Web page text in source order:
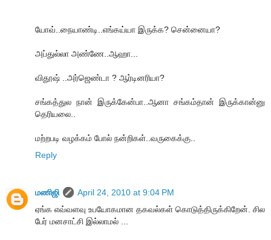
யோவ்..நையாண்டி..எங்கய்யா இருக்க? சென்னையா?
அப்துல்லா அண்ணே..ஆஹா...
விதூஷ் ..அர்ஜெண்டா ? ஆர்டினரியா?
சங்கத்துல நான் இருக்கேன்பா..ஆனா சங்கம்தான் இருக்கான்னு
தெரியலை..
மற்றபடி வழக்கம் போல் நன்றிகள்..வருகைக்கு..
Reply
மணிஜி
April 24, 2010 at 9:04 PM
ஏங்க எவ்வளவு உபயோகமான தகவல்கள் கொடுத்திருக்கிறேன். சில
பேர் மனசாட்சி இல்லாமல் ...